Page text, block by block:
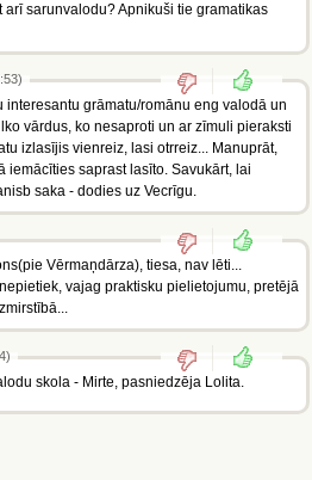
arī sarunvalodu? Apnikuši tie gramatikas
interesantu grāmatu/romānu eng valodā un
vārdus, ko nesaproti un ar zīmuli pieraksti
izlasījis vienreiz, lasi otrreiz... Manuprāt,
iemācīties saprast lasīto. Savukārt, lai
saka - dodies uz Vecrīgu.
Vērmaņdārza), tiesa, nav lēti...
vajag praktisku pielietojumu, pretējā
skola - Mirte, pasniedzēja Lolita.